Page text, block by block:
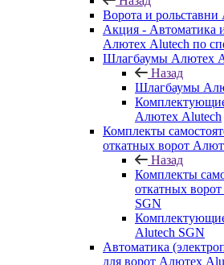
Ворота и
Акция - Автоматика
Алютех Alutech по
Шлагбаумы Алютех
Назад
Шлагбаумы
Алютех Alutech
Комплекты
откатных ворот
Назад
Комплекты
откатных
SGN
Alutech SGN
Автоматика
для ворот Алютех